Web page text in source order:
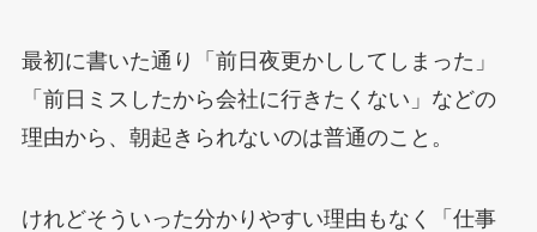
最初に書いた通り「前日夜更かししてしまった」
「前日ミスしたから会社に行きたくない」などの
理由から、朝起きられないのは普通のこと。
けれどそういった分かりやすい理由もなく「仕事